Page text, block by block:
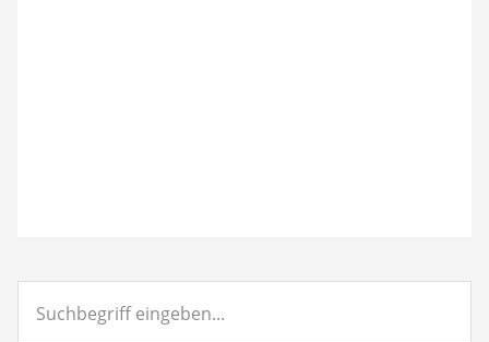
eingeben...